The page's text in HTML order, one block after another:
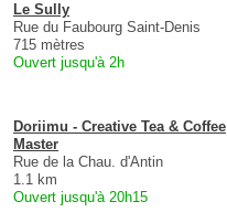
Le Sully
Rue du Faubourg Saint-Denis
715 mètres
Ouvert jusqu'à 2h
Doriimu - Creative Tea & Coffee
Master
Rue de la Chau. d'Antin
1.1 km
Ouvert jusqu'à 20h15